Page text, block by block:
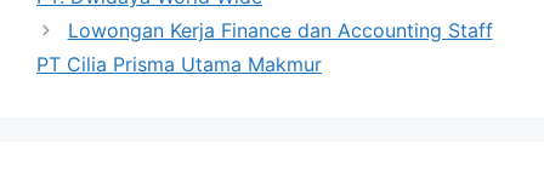
Lowongan Kerja Finance dan Accounting Staff
PT Cilia Prisma Utama Makmur